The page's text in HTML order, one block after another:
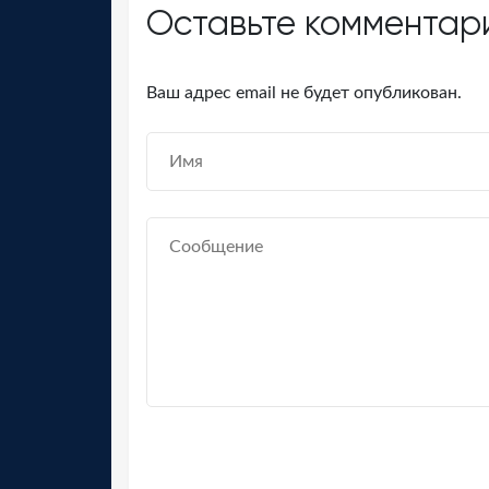
Оставьте
Ваш адрес email не будет опубликован.